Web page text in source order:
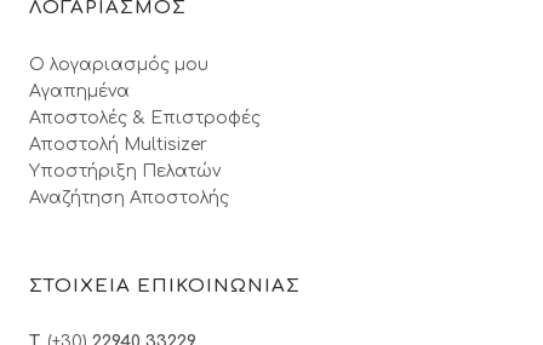
ΛΟΓΑΡΙΑΣΜΟΣ
Ο λογαριασμός μου
Αγαπημένα
Αποστολές & Επιστροφές
Αποστολή Multisizer
Υποστήριξη Πελατών
Αναζήτηση Αποστολής
ΣΤΟΙΧΕΙΑ ΕΠΙΚΟΙΝΩΝΙΑΣ